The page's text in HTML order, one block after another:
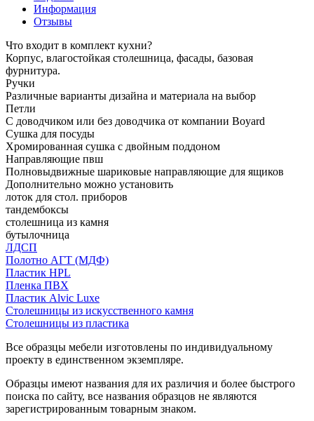
Информация
Отзывы
Что входит в комплект кухни?
Корпус, влагостойкая столешница, фасады, базовая
фурнитура.
Ручки
Различные варианты дизайна и материала на выбор
Петли
С доводчиком или без доводчика от компании Boyard
Сушка для посуды
Хромированная сушка с двойным поддоном
Направляющие пвш
Полновыдвижные шариковые направляющие для ящиков
Дополнительно можно установить
лоток для стол. приборов
тандембоксы
столешница из камня
бутылочница
ЛДСП
Полотно АГТ (МДФ)
Пластик HPL
Пленка ПВХ
Пластик Alvic Luxe
Столешницы из искусственного камня
Столешницы из пластика
Все образцы мебели изготовлены по индивидуальному
проекту в единственном экземпляре.
Образцы имеют названия для их различия и более быстрого
поиска по сайту, все названия образцов не являются
зарегистрированным товарным знаком.